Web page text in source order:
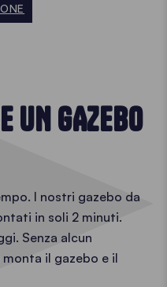
UN GAZEBO
I nostri gazebo da
in soli 2 minuti.
Senza alcun
il gazebo e il